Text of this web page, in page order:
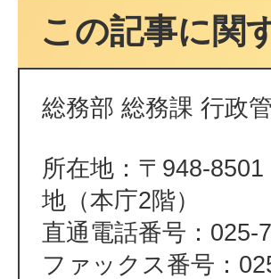
この記事に関
総務部 総務課 行政
所在地：〒948-
地（本庁2階）
直通電話番号：025-
ファックス番号：